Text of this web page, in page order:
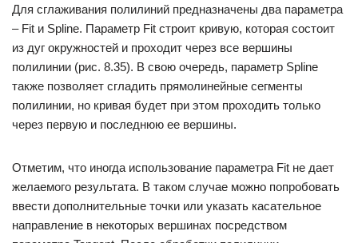
Для сглаживания полилиний предназначены два параметра
– Fit и Spline. Параметр Fit строит кривую, которая состоит
из дуг окружностей и проходит через все вершины
полилинии (рис. 8.35). В свою очередь, параметр Spline
также позволяет сгладить прямолинейные сегменты
полилинии, но кривая будет при этом проходить только
через первую и последнюю ее вершины.
Отметим, что иногда использование параметра Fit не дает
желаемого результата. В таком случае можно попробовать
ввести дополнительные точки или указать касательное
направление в некоторых вершинах посредством